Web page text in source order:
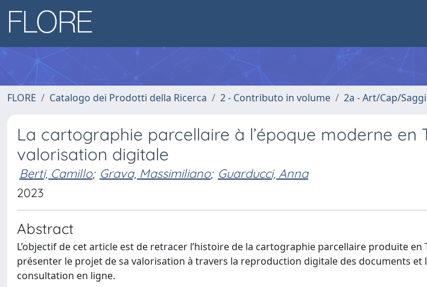
FLORE Catalogo dei Prodotti della Ricerca 2 - Contributo in volume 2a - Art/Cap/
La cartographie parcellaire à l’époque moderne en
valorisation digitale
Berti, Camillo; Grava, Massimiliano; Guarducci, Anna
2023
Abstract
L’objectif de cet article est de retracer l’histoire de la cartographie parcellaire produite en
présenter le projet de sa valorisation à travers la reproduction digitale des documents et
consultation en ligne.